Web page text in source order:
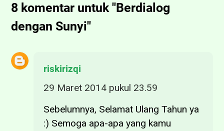
8 komentar untuk "Berdialog
dengan Sunyi"
riskirizqi
29 Maret 2014 pukul 23.59
Sebelumnya, Selamat Ulang Tahun ya
:) Semoga apa-apa yang kamu